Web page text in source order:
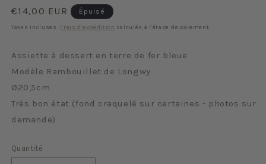
une
fenêtre
modale
Prix
habituel
€14,00 EUR Épuisé
Taxes incluses. Frais d'expédition calculés à l'étape de paiement.
Assiette à dessert en terre de fer bleue
Modèle Rambouillet de Longwy
Ø20,5cm
Très bon état (fond craquelé sur certaines - photos sur
demande)
Quantité
Quantité